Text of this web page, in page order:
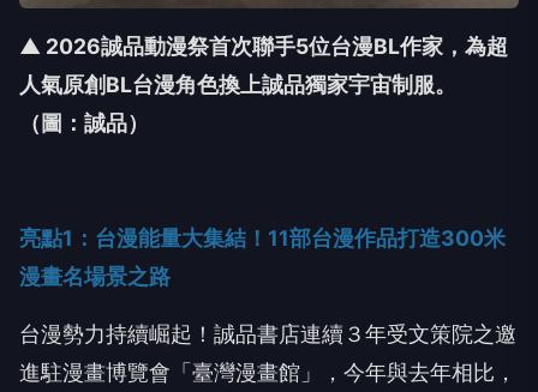
▲ 2026誠品動漫祭首次聯手5位台漫BL作家， 為超
人氣原創BL台漫角色換上誠品獨家宇宙制服。
（圖：誠品）
亮點1 ：台漫能量大集結！ 11部台漫作品打造300米
漫畫名場景之路
台漫勢力持續崛起！誠品書店連續３年受文策院之邀
進駐漫畫博覽會「臺灣漫畫館」，今年與去年相比，